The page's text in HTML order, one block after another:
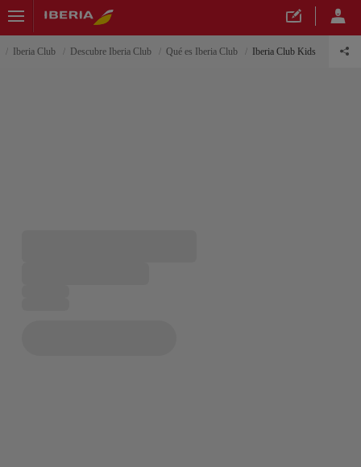
Iberia Club Descubre Iberia Club Qué es Iberia Club Iberia Club Kids